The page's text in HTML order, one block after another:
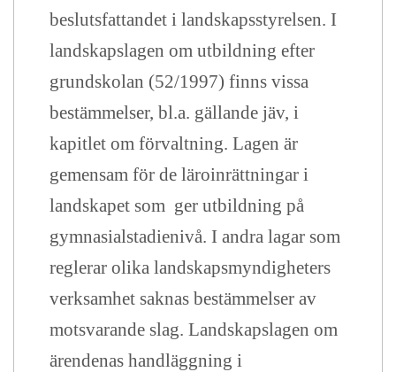
beslutsfattandet i landskapsstyrelsen. I
landskapslagen om utbildning efter
grundskolan (52/1997) finns vissa
bestämmelser, bl.a. gällande jäv, i
kapitlet om förvaltning. Lagen är
gemensam för de läroinrättningar i
landskapet som ger utbildning på
gymnasialstadienivå. I andra lagar som
reglerar olika landskapsmyndigheters
verksamhet saknas bestämmelser av
motsvarande slag. Landskapslagen om
ärendenas handläggning i